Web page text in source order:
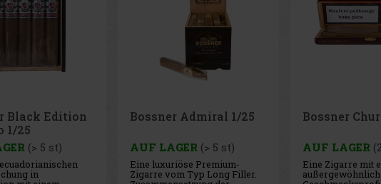
Black Edition
1/25
(> 5 st)
in
Bossner Admiral 1/25
AUF LAGER(> 5 st)
Eine luxuriöse Premium-
Zigarre vom Typ Long Filler.
Bossner
AUF LAGER
Eine Zigarre mit